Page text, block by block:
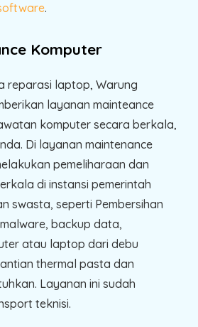
.
Komputer
reparasi laptop, Warung
layanan mainteance
komputer secara berkala,
Di layanan maintenance
pemeliharaan dan
di instansi pemerintah
swasta, seperti Pembersihan
backup data,
atau laptop dari debu
thermal pasta dan
Layanan ini sudah
teknisi.